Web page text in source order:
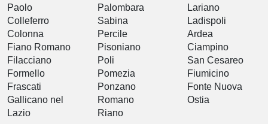
Paolo
Colleferro
Colonna
Fiano Romano
Filacciano
Formello
Frascati
Gallicano nel
Lazio
Palombara
Sabina
Percile
Pisoniano
Poli
Pomezia
Ponzano
Romano
Riano
Lariano
Ladispoli
Ardea
Ciampino
San Cesareo
Fiumicino
Fonte Nuova
Ostia